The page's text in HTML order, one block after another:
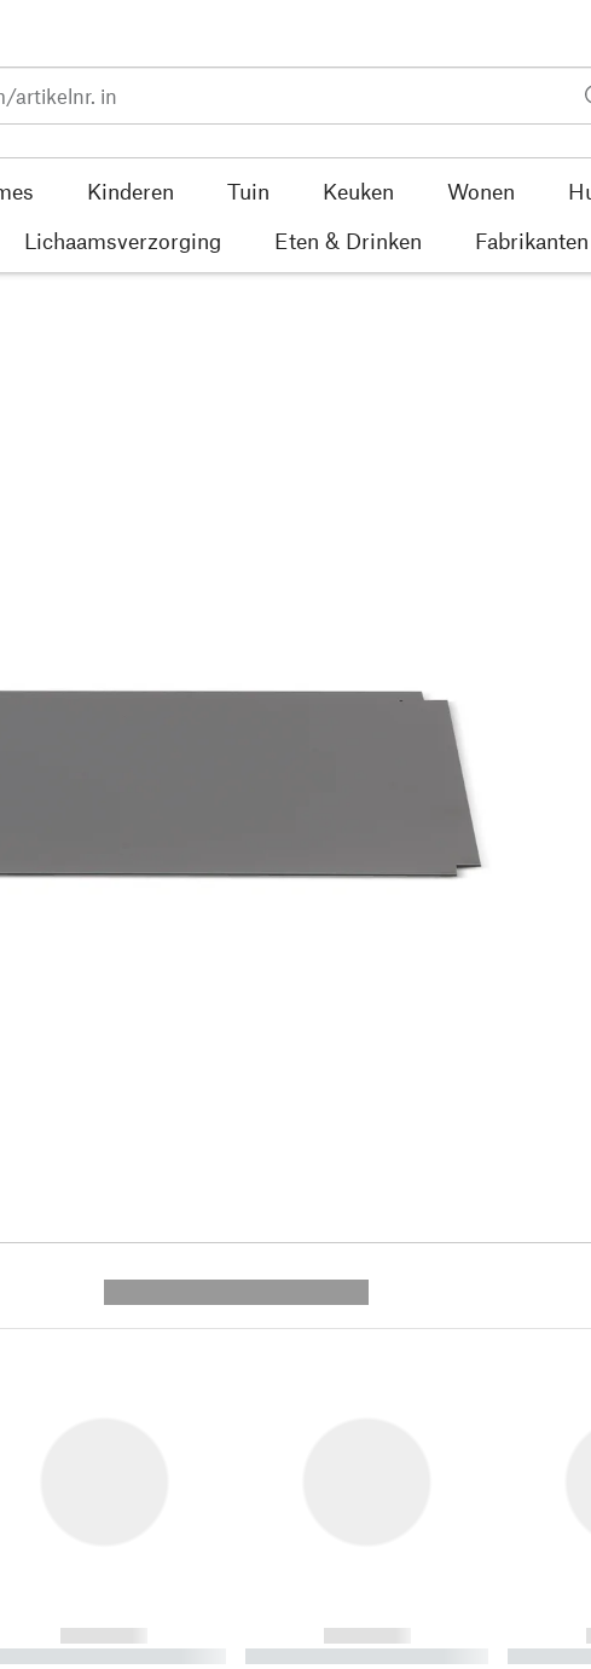
Kinderen Tuin Keuken Wonen
Lichaamsverzorging Eten & Drinken Fabrikanten
------------
----------- ----------
------------
----------- ----------- ----------
-----------